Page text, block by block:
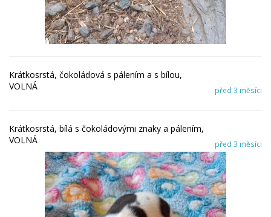
před 3 měsíci
Krátkosrstá, čokoládová s pálením a s bílou,
VOLNÁ
před 3 měsíci
Krátkosrstá, bílá s čokoládovými znaky a pálením,
VOLNÁ